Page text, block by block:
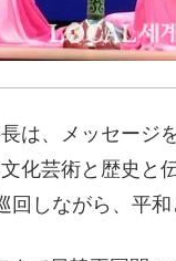
は、メッセージ
化芸術と歴史と
しながら、平